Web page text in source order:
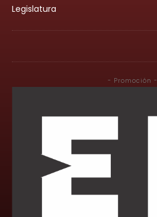
Legislatura
- Promoción -